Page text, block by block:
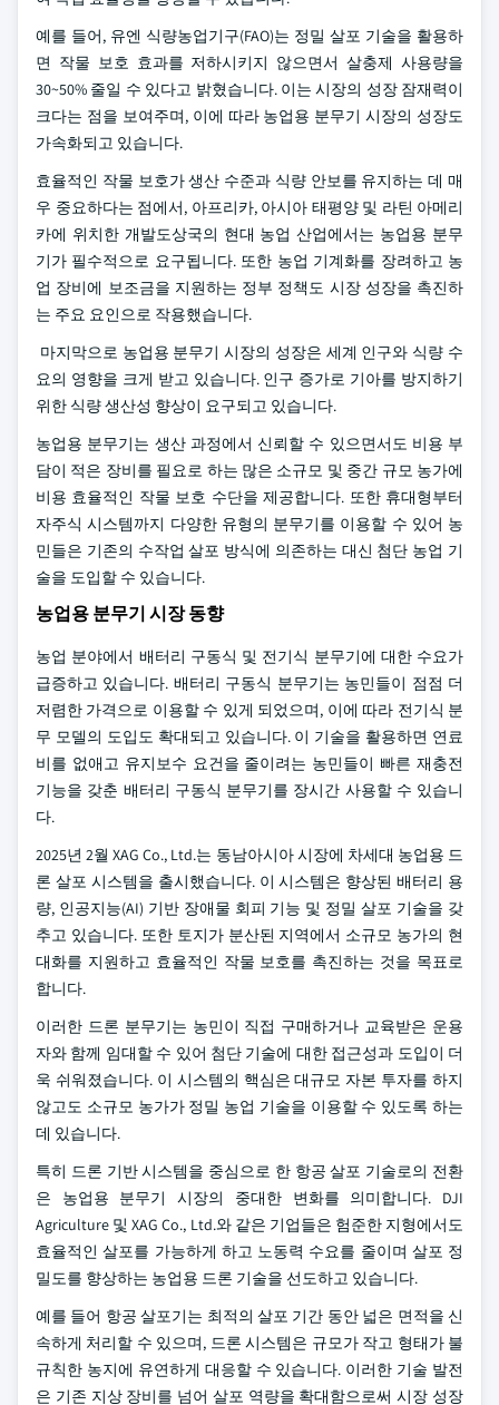
예를 들어, 유엔 식량농업기구(FAO)는 정밀 살포 기술을 활용하
면 작물 보호 효과를 저하시키지 않으면서 살충제 사용량을
30~50% 줄일 수 있다고 밝혔습니다. 이는 시장의 성장 잠재력이
크다는 점을 보여주며, 이에 따라 농업용 분무기 시장의 성장도
가속화되고 있습니다.
효율적인 작물 보호가 생산 수준과 식량 안보를 유지하는 데 매
우 중요하다는 점에서, 아프리카, 아시아 태평양 및 라틴 아메리
카에 위치한 개발도상국의 현대 농업 산업에서는 농업용 분무
기가 필수적으로 요구됩니다. 또한 농업 기계화를 장려하고 농
업 장비에 보조금을 지원하는 정부 정책도 시장 성장을 촉진하
는 주요 요인으로 작용했습니다.
마지막으로 농업용 분무기 시장의 성장은 세계 인구와 식량 수
요의 영향을 크게 받고 있습니다. 인구 증가로 기아를 방지하기
위한 식량 생산성 향상이 요구되고 있습니다.
농업용 분무기는 생산 과정에서 신뢰할 수 있으면서도 비용 부
담이 적은 장비를 필요로 하는 많은 소규모 및 중간 규모 농가에
비용 효율적인 작물 보호 수단을 제공합니다. 또한 휴대형부터
자주식 시스템까지 다양한 유형의 분무기를 이용할 수 있어 농
민들은 기존의 수작업 살포 방식에 의존하는 대신 첨단 농업 기
술을 도입할 수 있습니다.
농업용 분무기 시장 동향
농업 분야에서 배터리 구동식 및 전기식 분무기에 대한 수요가
급증하고 있습니다. 배터리 구동식 분무기는 농민들이 점점 더
저렴한 가격으로 이용할 수 있게 되었으며, 이에 따라 전기식 분
무 모델의 도입도 확대되고 있습니다. 이 기술을 활용하면 연료
비를 없애고 유지보수 요건을 줄이려는 농민들이 빠른 재충전
기능을 갖춘 배터리 구동식 분무기를 장시간 사용할 수 있습니
다.
2025년 2월 XAG Co., Ltd.는 동남아시아 시장에 차세대 농업용 드
론 살포 시스템을 출시했습니다. 이 시스템은 향상된 배터리 용
량, 인공지능(AI) 기반 장애물 회피 기능 및 정밀 살포 기술을 갖
추고 있습니다. 또한 토지가 분산된 지역에서 소규모 농가의 현
대화를 지원하고 효율적인 작물 보호를 촉진하는 것을 목표로
합니다.
이러한 드론 분무기는 농민이 직접 구매하거나 교육받은 운용
자와 함께 임대할 수 있어 첨단 기술에 대한 접근성과 도입이 더
욱 쉬워졌습니다. 이 시스템의 핵심은 대규모 자본 투자를 하지
않고도 소규모 농가가 정밀 농업 기술을 이용할 수 있도록 하는
데 있습니다.
특히 드론 기반 시스템을 중심으로 한 항공 살포 기술로의 전환
은 농업용 분무기 시장의 중대한 변화를 의미합니다. DJI
Agriculture 및 XAG Co., Ltd.와 같은 기업들은 험준한 지형에서도
효율적인 살포를 가능하게 하고 노동력 수요를 줄이며 살포 정
밀도를 향상하는 농업용 드론 기술을 선도하고 있습니다.
예를 들어 항공 살포기는 최적의 살포 기간 동안 넓은 면적을 신
속하게 처리할 수 있으며, 드론 시스템은 규모가 작고 형태가 불
규칙한 농지에 유연하게 대응할 수 있습니다. 이러한 기술 발전
은 기존 지상 장비를 넘어 살포 역량을 확대함으로써 시장 성장